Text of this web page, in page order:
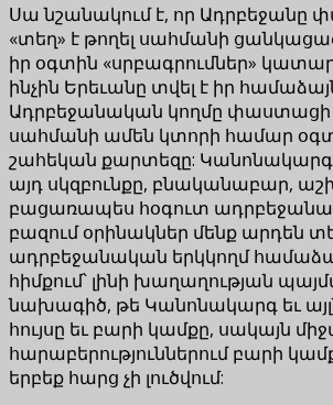
Սա նշանակում է, որ Ադրբեջանը
«տեղ» է թողել սահմանի
իր օգտին «սրբագրումներ»
ինչին Երեւանը տվել է իր
Ադրբեջանական կողմը
սահմանի ամեն կտորի համար
շահեկան քարտեզը:
այդ սկզբունքը, բնականաբար,
բացառապես հօգուտ
բազում օրինակներ մենք արդեն
ադրբեջանական երկկողմ
հիմքում՝ լինի խաղաղության
նախագիծ, թե Կանոնակարգ եւ
հույսը եւ բարի կամքը, սակայն
հարաբերություններում բարի
երբեք հարց չի լուծվում: